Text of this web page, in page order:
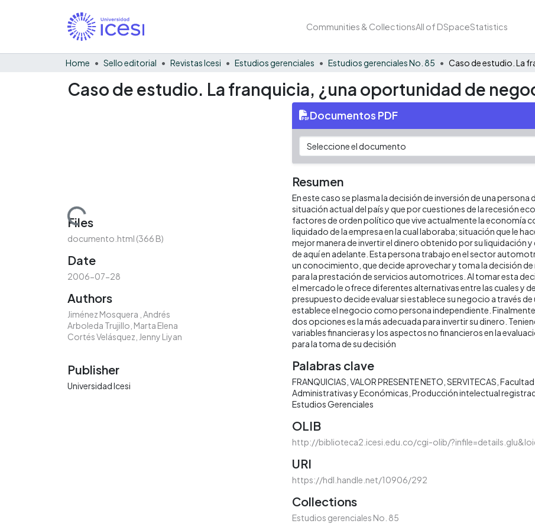
Communities & CollectionsAll of DSpaceStatistics
Home Sello editorial Revistas Icesi Estudios gerenciales Estudios gerenciales No. 85
Caso de estudio. La franquicia, ¿una oportunidad de
Loading...
Files
documento.html (366 B)
Date
2006-07-28
Authors
Jiménez Mosquera , Andrés
Arboleda Trujillo, Marta Elena
Cortés Velásquez, Jenny Liyan
Publisher
Universidad Icesi
Documentos PDF
Resumen
En este caso se plasma la decisión de inversión de una persona
situación actual del país y que por cuestiones de la recesión
factores de orden político que vive actualmente la economía
liquidado de la empresa en la cual laboraba; situación que le
mejor manera de invertir el dinero obtenido por su liquidación
de aquí en adelante. Esta persona trabajo en el sector
un conocimiento, que decide aprovechar y toma la decisión
para la prestación de servicios automotrices. Al tomar esta
el mercado le ofrece diferentes alternativas entre las cuales y
presupuesto decide evaluar si establece su negocio a través de
establece el negocio como persona independiente. Finalmente
dos opciones es la más adecuada para invertir su dinero.
variables financieras y los aspectos no financieros en la
para la toma de su decisión
Palabras clave
FRANQUICIAS VALOR PRESENTE NETO SERVITECAS
Administrativas y Económicas Producción intelectual
Estudios Gerenciales
OLIB
http://biblioteca2.icesi.edu.co/cgi-olib/
URI
https://hdl.handle.net/10906/292
Collections
Estudios gerenciales No. 85